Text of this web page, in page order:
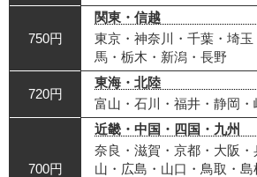
750円
関東・信越
東京・神奈川・千葉・埼
馬・栃木・新潟・長野
720円
東海・北陸
富山・石川・福井・静岡
700円
近畿・中国・四国・九州
奈良・滋賀・京都・大阪
山・広島・山口・鳥取・